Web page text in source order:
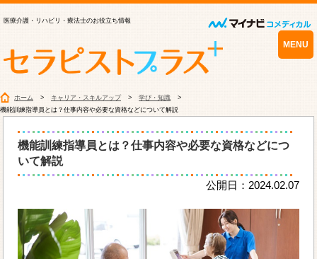
医療介護・リハビリ・療法士のお役立ち情報
MENU
ホーム キャリア・スキルアップ
学び・知識
機能訓練指導員とは？仕事内容や必要な資格などについて解説
機能訓練指導員とは？仕事内容や必要な資格などにつ
いて解説
公開日：2024.02.07